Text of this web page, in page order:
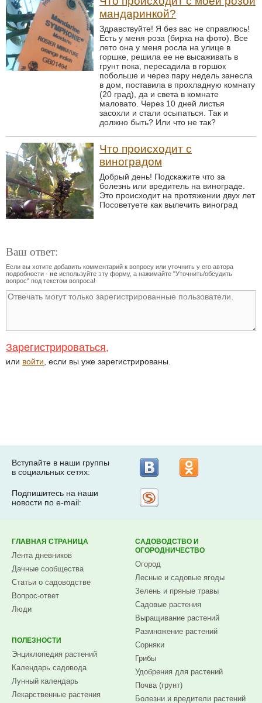
мандаринкой?
Здравствуйте! Я без вас не справлюсь!
Есть у меня роза (бирка на фото). Все
лето она у меня росла на улице в
горшке, решила ее не высаживать в
грунт пока, пересадила в горшок
побольше и через пару недель занесла
в дом, поставила в прохладную комнату
(20 град), да и света в комнате
маловато. Через 10 дней листья
засохли и стали осыпаться. Так и
должно быть? Или что не так?
Что происходит с
виноградом
Добрый день! Подскажите что за
болезнь или вредитель на винограде.
Это происходит на протяжении двух лет
Посоветуете как вылечить виноград
Ваш ответ:
Если вы хотите добавить комментарий к вопросу или уточнить у его автора
подробности - не используйте эту форму, а нажимайте "Уточнить/обсудить
вопрос" под текстом вопроса!
Зарегистрироваться,
или войти , если вы уже зарегистрированы.
Вступайте в наши группы
в социальных сетях:
Подпишитесь на наши
новости по e-mail:
ГЛАВНАЯ СТРАНИЦА
Лента дневников
Дачные сообщества
Статьи о садоводстве
Вопрос-ответ
Люди
ПОЛЕЗНОСТИ
Энциклопедия растений
Календарь садовода
Лунный календарь
Лекарственные растения
САДОВОДСТВО И
ОГОРОДНИЧЕСТВО
Огород
Лесные и садовые ягоды
Зелень и пряные травы
Садовые растения
Выращивание растений
Размножение растений
Сорняки
Грибы
Удобрения для растений
Почва (грунт)
Болезни и вредители растений